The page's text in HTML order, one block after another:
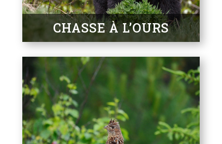
CHASSE À L’OURS